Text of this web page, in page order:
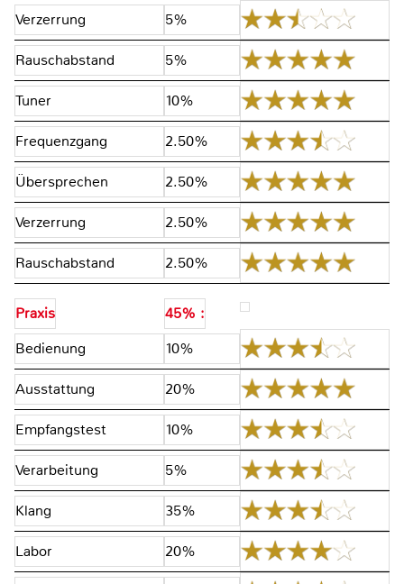
Verzerrung 5%
Rauschabstand 5%
Tuner 10%
Frequenzgang 2.50%
Übersprechen 2.50%
Verzerrung 2.50%
Rauschabstand 2.50%
Praxis
45% :
Bedienung
10%
Ausstattung 20%
Empfangstest 10%
Verarbeitung 5%
Klang 35%
Labor 20%